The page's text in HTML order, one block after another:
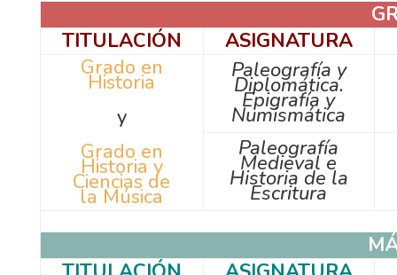
TITULACIÓN
ASIGNATURA
Grado en
Historia
y
Grado en
Historia y
Ciencias de
la Música
Paleografía y
Diplomática.
Epigrafía y
Numismática
Paleografía
Medieval e
Historia de la
Escritura